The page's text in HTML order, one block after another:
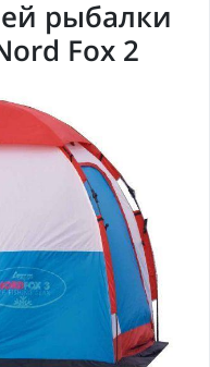
рыбалки
Fox 2